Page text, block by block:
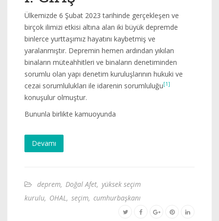
Ülkemizde 6 Şubat 2023 tarihinde gerçekleşen ve
birçok ilimizi etkisi altına alan iki büyük depremde
binlerce yurttaşımız hayatını kaybetmiş ve
yaralanmıştır. Depremin hemen ardından yıkılan
binaların müteahhitleri ve binaların denetiminden
sorumlu olan yapı denetim kuruluşlarının hukuki ve
cezai sorumlulukları ile idarenin sorumluluğu[1]
konuşulur olmuştur.
Bununla birlikte kamuoyunda
Devamı
deprem, Doğal Afet, yüksek seçim
kurulu, OHAL, seçim, cumhurbaşkanı